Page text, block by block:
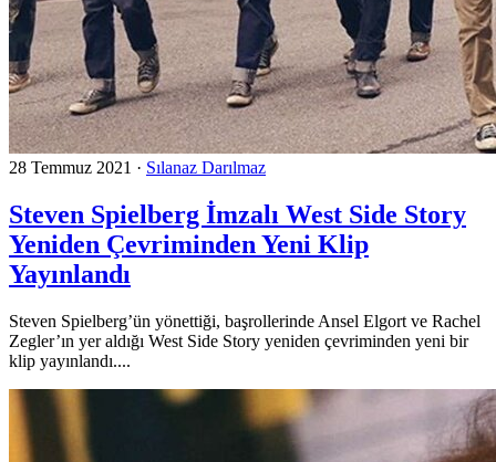
28 Temmuz 2021 · Sılanaz Darılmaz
Steven Spielberg İmzalı West Side Story
Yeniden Çevriminden Yeni Klip
Yayınlandı
Steven Spielberg’ün yönettiği, başrollerinde Ansel Elgort ve Rachel
Zegler’ın yer aldığı West Side Story yeniden çevriminden yeni bir
klip yayınlandı....